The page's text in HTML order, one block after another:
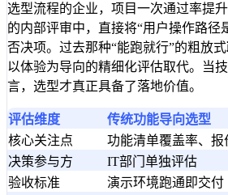
选型流程的企业，项目一次通过率提
的内部评审中，直接将“用户操作路径
否决项。过去那种“能跑就行”的粗放式
以体验为导向的精细化评估取代。当
言，选型才真正具备了落地价值。
评估维度 传统功能导向选型
核心关注点
功能清单覆盖率、报
决策参与方
IT部门单独评估
验收标准
演示环境跑通即交付